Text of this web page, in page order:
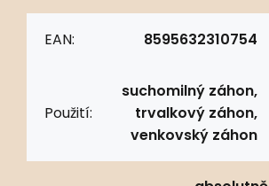
EAN: 8595632310754
Použití:
suchomilný záhon,
trvalkový záhon,
venkovský záhon